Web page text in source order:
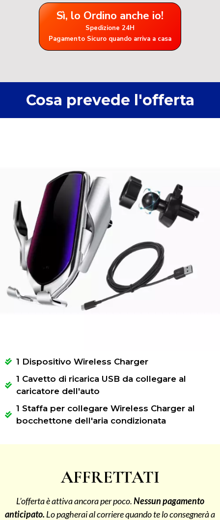
Sì, lo Ordino anche io!
Spedizione 24H
Pagamento Sicuro quando arriva a casa
Cosa prevede l'offerta
1 Dispositivo Wireless Charger
1 Cavetto di ricarica USB da collegare al
caricatore dell'auto
1 Staffa per collegare Wireless Charger al
bocchettone dell'aria condizionata
AFFRETTATI
L’offerta è attiva ancora per poco.Nessun pagamento
anticipato. Lo pagherai al corriere quando te lo consegnerà a